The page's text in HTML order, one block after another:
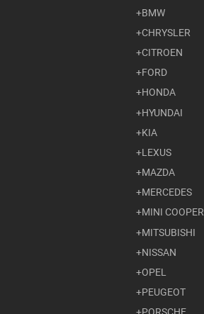
BMW
CHRYSLER
CITROEN
FORD
HONDA
HYUNDAI
KIA
LEXUS
MAZDA
MERCEDES
MINI COOPER
MITSUBISHI
NISSAN
OPEL
PEUGEOT